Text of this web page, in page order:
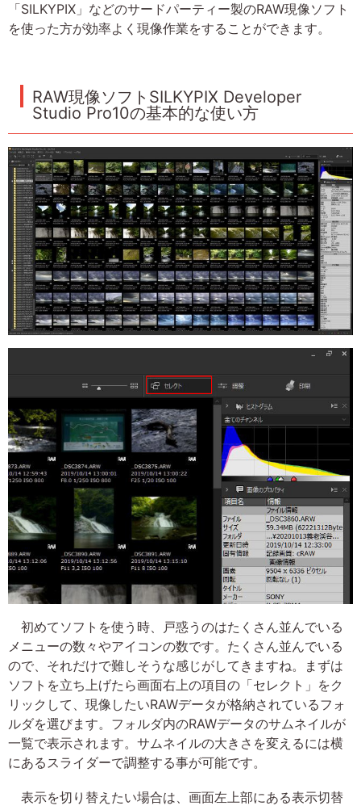
「SILKYPIX」などのサードパーティー製のRAW現像ソフト
を使った方が効率よく現像作業をすることができます。
RAW現像ソフトSILKYPIX Developer
Studio Pro10の基本的な使い方
初めてソフトを使う時、戸惑うのはたくさん並んでいる
メニューの数々やアイコンの数です。たくさん並んでいる
ので、それだけで難しそうな感じがしてきますね。まずは
ソフトを立ち上げたら画面右上の項目の「セレクト」をク
リックして、現像したいRAWデータが格納されているフォ
ルダを選びます。フォルダ内のRAWデータのサムネイルが
一覧で表示されます。サムネイルの大きさを変えるには横
にあるスライダーで調整する事が可能です。
表示を切り替えたい場合は、画面左上部にある表示切替